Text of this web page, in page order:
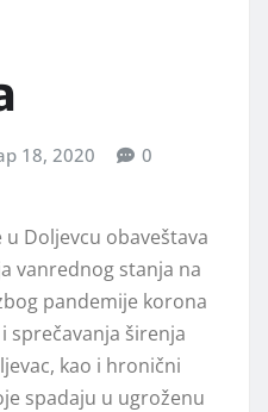
18, 2020 0
Doljevcu obaveštava
vanrednog stanja na
pandemije korona
sprečavanja širenja
kao i hronični
spadaju u ugroženu